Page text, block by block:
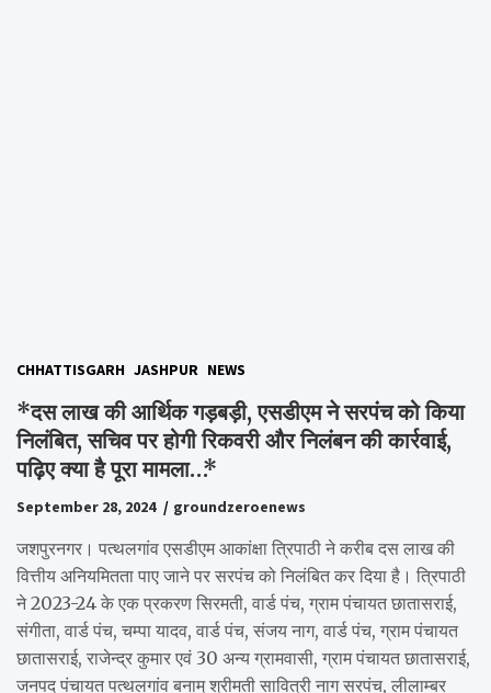
CHHATTISGARH JASHPUR NEWS
*दस लाख की आर्थिक गड़बड़ी, एसडीएम ने सरपंच को किया
निलंबित, सचिव पर होगी रिकवरी और निलंबन की कार्रवाई,
पढ़िए क्या है पूरा मामला…*
September 28, 2024 groundzeroenews
जशपुरनगर। पत्थलगांव एसडीएम आकांक्षा त्रिपाठी ने करीब दस लाख की
वित्तीय अनियमितता पाए जाने पर सरपंच को निलंबित कर दिया है। त्रिपाठी
ने 2023-24 के एक प्रकरण सिरमती, वार्ड पंच, ग्राम पंचायत छातासराई,
संगीता, वार्ड पंच, चम्पा यादव, वार्ड पंच, संजय नाग, वार्ड पंच, ग्राम पंचायत
छातासराई, राजेन्द्र कुमार एवं 30 अन्य ग्रामवासी, ग्राम पंचायत छातासराई,
जनपद पंचायत पत्थलगांव बनाम् श्रीमती सावित्री नाग सरपंच, लीलाम्बर